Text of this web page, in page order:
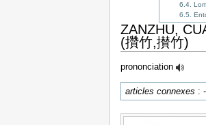
6.4.
6.5.
ZANZHU,
(攢竹,攅竹)
prononciation
articles connexes : -